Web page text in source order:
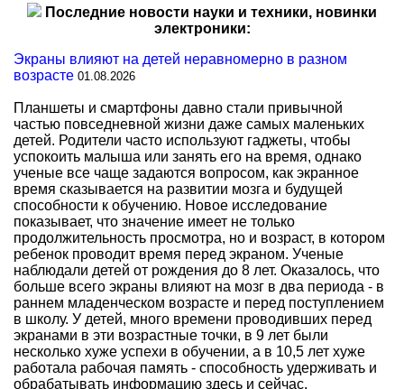
Последние новости науки и техники, новинки
электроники:
Экраны влияют на детей неравномерно в разном
возрасте 01.08.2026
Планшеты и смартфоны давно стали привычной
частью повседневной жизни даже самых маленьких
детей. Родители часто используют гаджеты, чтобы
успокоить малыша или занять его на время, однако
ученые все чаще задаются вопросом, как экранное
время сказывается на развитии мозга и будущей
способности к обучению. Новое исследование
показывает, что значение имеет не только
продолжительность просмотра, но и возраст, в котором
ребенок проводит время перед экраном. Ученые
наблюдали детей от рождения до 8 лет. Оказалось, что
больше всего экраны влияют на мозг в два периода - в
раннем младенческом возрасте и перед поступлением
в школу. У детей, много времени проводивших перед
экранами в эти возрастные точки, в 9 лет были
несколько хуже успехи в обучении, а в 10,5 лет хуже
работала рабочая память - способность удерживать и
обрабатывать информацию здесь и сейчас.